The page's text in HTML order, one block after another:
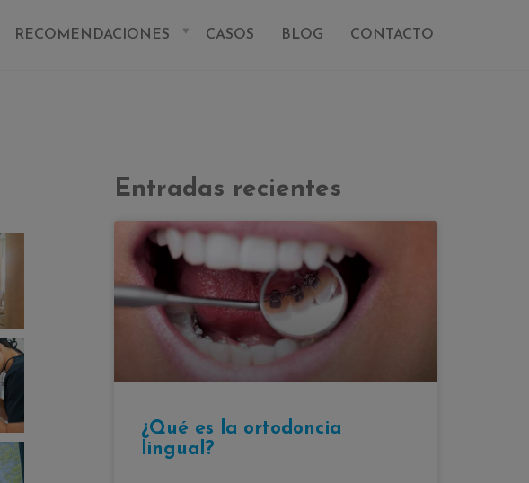
RECOMENDACIONES CASOS BLOG CONTACTO
Entradas recientes
¿Qué es la ortodoncia
lingual?